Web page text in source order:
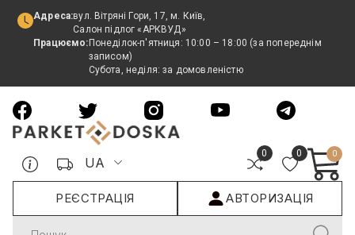
Адреса:вул. Вітряні Гори, 17, м. Київ,
Салон підлог «АРКВУД»
Працюємо: Понеділок-п'ятниця: 10:00 – 18:00 (за попереднім
записом)
Субота, неділя: за домовленістю
UA
0 0 0
РЕЄСТРАЦІЯ АВТОРИЗАЦІЯ